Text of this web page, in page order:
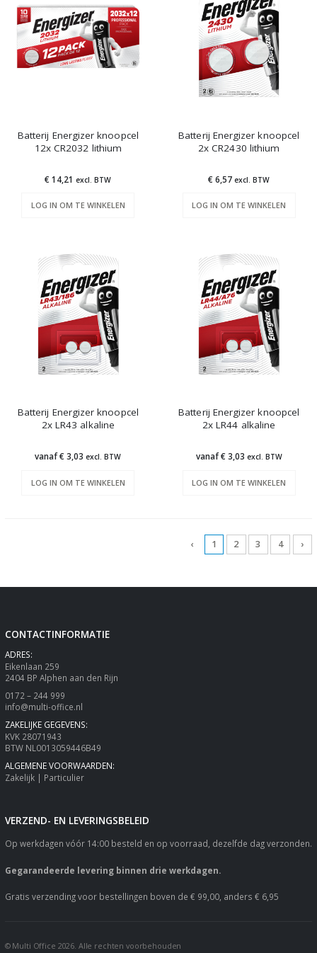
Batterij Energizer knoopcel
12x CR2032 lithium
€ 14,21excl. BTW
LOG IN OM TE WINKELEN
Batterij Energizer knoopcel
2x CR2430 lithium
€ 6,57excl. BTW
LOG IN OM TE WINKELEN
Batterij Energizer knoopcel
2x LR43 alkaline
vanaf € 3,03excl. BTW
LOG IN OM TE WINKELEN
Batterij Energizer knoopcel
2x LR44 alkaline
vanaf € 3,03 excl. BTW
LOG IN OM TE WINKELEN
‹ 1 2 3 4 ›
CONTACTINFORMATIE
ADRES:
Eikenlaan 259
2404 BP Alphen aan den Rijn
0172 – 244 999
info@multi-office.nl
ZAKELIJKE GEGEVENS:
KVK 28071943
BTW NL0013059446B49
ALGEMENE VOORWAARDEN:
Zakelijk| Particulier
VERZEND- EN LEVERINGSBELEID
Op werkdagen vóór 14:00 besteld en op voorraad, dezelfde dag verzonden.
Gegarandeerde levering binnen drie werkdagen.
Gratis verzending voor bestellingen boven de € 99,00, anders € 6,95
© Multi Office 2026. Alle rechten voorbehouden